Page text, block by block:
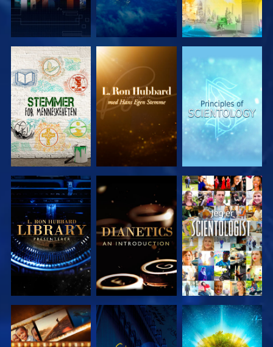
UTFORSK
SERIEN
UTFORSK
SERIEN
UTFORSK
SERIEN
UTFORSK
SERIEN
UTFORSK
SERIEN
SE
UTFORSK
SE
UTFORSK